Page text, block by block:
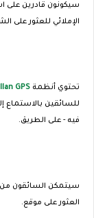
سيكونون قادرين على
الإملائي للعثور على
تحتوي أنظمةGPS
للسائقين بالاستماع
فيه - على الطريق.
سيتمكن السائقون من
العثور على موقع.